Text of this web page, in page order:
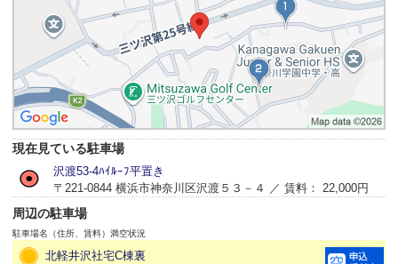
現在見ている駐車場
沢渡53-4ﾊｲﾙｰﾌ平置き
〒221-0844 横浜市神奈川区沢渡５３－４ ／ 賃料： 22,000円
周辺の駐車場
駐車場名（住所、賃料） 満空状況
北軽井沢社宅C棟裏